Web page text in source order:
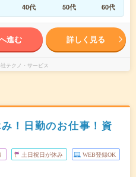
40代 50代 60代
進む 詳しく見る
テクノ・サービス
！日勤のお仕事！資
土日祝日が休み WEB登録OK